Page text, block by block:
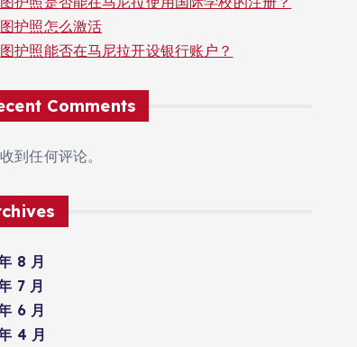
护照怎么激活
护照能否在马尼拉开设银行账户？
Comments
到任何评论。
8 月
7 月
6 月
4 月